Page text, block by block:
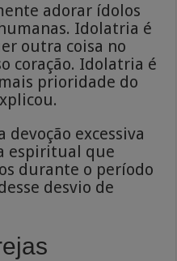
adorar ídolos
Idolatria é
outra coisa no
coração. Idolatria é
prioridade do
devoção excessiva
espiritual que
durante o período
desvio de